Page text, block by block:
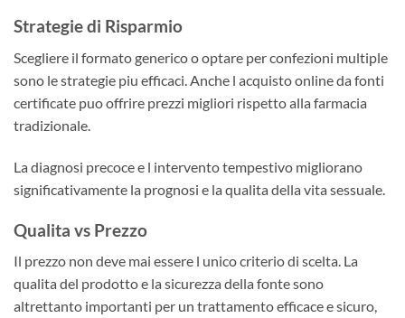
Strategie di Risparmio
Scegliere il formato generico o optare per confezioni multiple
sono le strategie piu efficaci. Anche l acquisto online da fonti
certificate puo offrire prezzi migliori rispetto alla farmacia
tradizionale.
La diagnosi precoce e l intervento tempestivo migliorano
significativamente la prognosi e la qualita della vita sessuale.
Qualita vs Prezzo
Il prezzo non deve mai essere l unico criterio di scelta. La
qualita del prodotto e la sicurezza della fonte sono
altrettanto importanti per un trattamento efficace e sicuro,